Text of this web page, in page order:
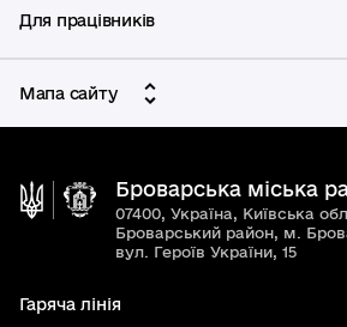
Для працівників
Мапа сайту
Броварська міська
07400, Україна, Київська
Броварський район, м.
вул. Героїв України, 15
Гаряча лінія